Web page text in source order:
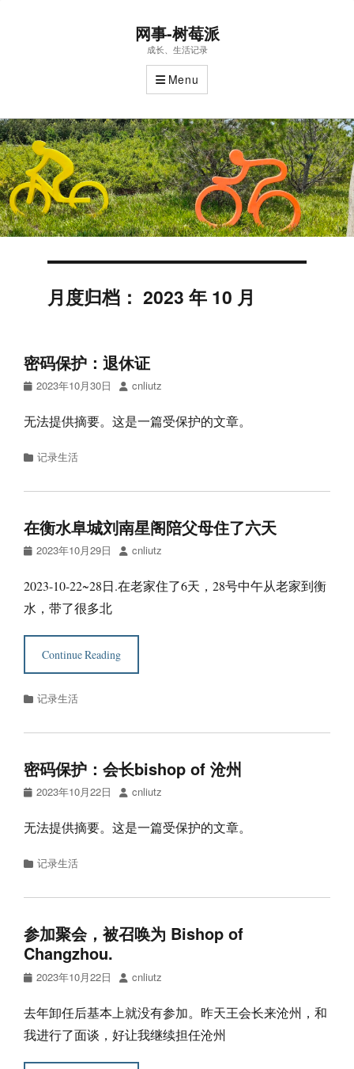
网事-树莓派
成长、生活记录
Menu
月度归档： 2023 年 10 月
密码保护：退休证
Posted
2023年10月30日 Authorcnliutz
无法提供摘要。这是一篇受保护的文章。
Categories
记录生活
在衡水阜城刘南星阁陪父母住了六天
Posted
2023年10月29日 Authorcnliutz
2023-10-22~28日.在老家住了6天，28号中午从老家到衡
水，带了很多北
Continue Reading
Categories
记录生活
密码保护：会长bishop of 沧州
Posted
2023年10月22日 Authorcnliutz
无法提供摘要。这是一篇受保护的文章。
Categories
记录生活
参加聚会，被召唤为 Bishop of
Changzhou.
Posted
2023年10月22日 Author
cnliutz
去年卸任后基本上就没有参加。昨天王会长来沧州，和
我进行了面谈，好让我继续担任沧州